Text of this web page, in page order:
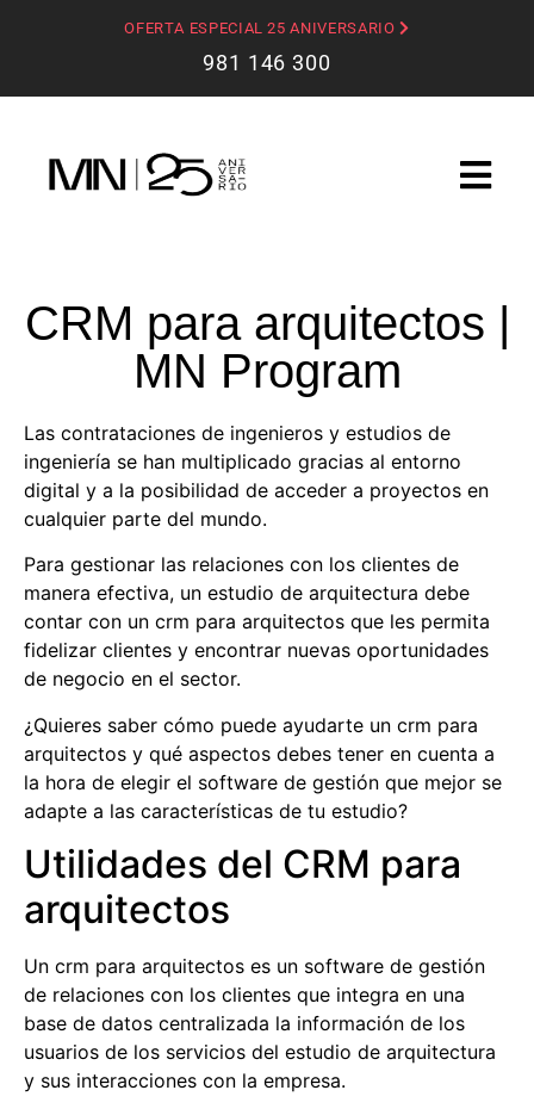
OFERTA ESPECIAL 25 ANIVERSARIO
981 146 300
CRM para arquitectos |
MN Program
Las contrataciones de ingenieros y estudios de
ingeniería se han multiplicado gracias al entorno
digital y a la posibilidad de acceder a proyectos en
cualquier parte del mundo.
Para gestionar las relaciones con los clientes de
manera efectiva, un estudio de arquitectura debe
contar con un crm para arquitectos que les permita
fidelizar clientes y encontrar nuevas oportunidades
de negocio en el sector.
¿Quieres saber cómo puede ayudarte un crm para
arquitectos y qué aspectos debes tener en cuenta a
la hora de elegir el software de gestión que mejor se
adapte a las características de tu estudio?
Utilidades del CRM para
arquitectos
Un crm para arquitectos es un software de gestión
de relaciones con los clientes que integra en una
base de datos centralizada la información de los
usuarios de los servicios del estudio de arquitectura
y sus interacciones con la empresa.